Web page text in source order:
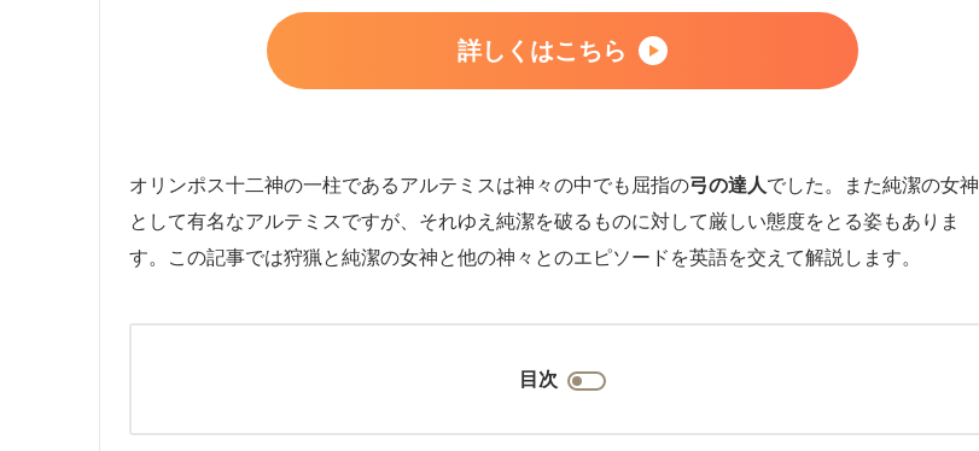
詳しくはこちら
オリンポス十二神の一柱であるアルテミスは神々の中でも屈指の弓の達人でした。また純潔の女神
として有名なアルテミスですが、それゆえ純潔を破るものに対して厳しい態度をとる姿もありま
す。この記事では狩猟と純潔の女神と他の神々とのエピソードを英語を交えて解説します。
目次